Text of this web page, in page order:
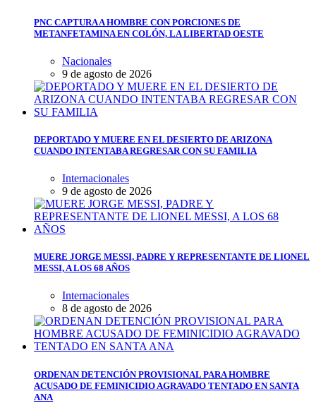
PNC CAPTURA A HOMBRE CON PORCIONES DE
METANFETAMINA EN COLÓN, LA LIBERTAD OESTE
Nacionales
9 de agosto de 2026
DEPORTADO Y MUERE EN EL DESIERTO DE ARIZONA
CUANDO INTENTABA REGRESAR CON SU FAMILIA
Internacionales
9 de agosto de 2026
MUERE JORGE MESSI, PADRE Y REPRESENTANTE DE LIONEL
MESSI, A LOS 68 AÑOS
Internacionales
8 de agosto de 2026
ORDENAN DETENCIÓN PROVISIONAL PARA HOMBRE
ACUSADO DE FEMINICIDIO AGRAVADO TENTADO EN SANTA
ANA